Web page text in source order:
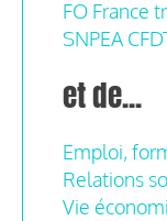
FO France
SNPEA
et de...
Emploi,
Relations
Vie